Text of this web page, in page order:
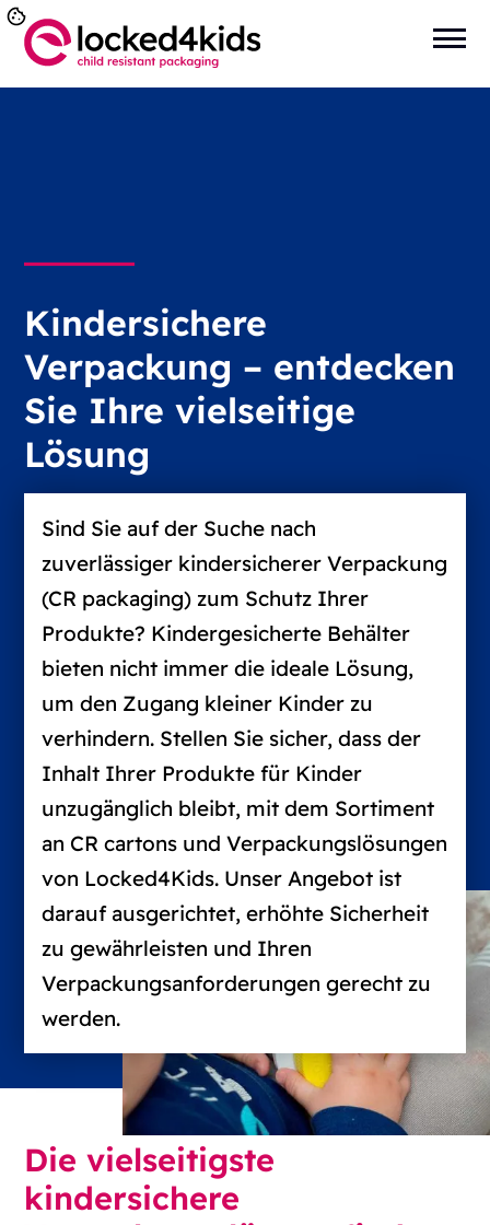
Kindersichere
Verpackung – entdecken
Sie Ihre vielseitige
Lösung
Sind Sie auf der Suche nach
zuverlässiger kindersicherer Verpackung
(CR packaging) zum Schutz Ihrer
Produkte? Kindergesicherte Behälter
bieten nicht immer die ideale Lösung,
um den Zugang kleiner Kinder zu
verhindern. Stellen Sie sicher, dass der
Inhalt Ihrer Produkte für Kinder
unzugänglich bleibt, mit dem Sortiment
an CR cartons und Verpackungslösungen
von Locked4Kids. Unser Angebot ist
darauf ausgerichtet, erhöhte Sicherheit
zu gewährleisten und Ihren
Verpackungsanforderungen gerecht zu
werden.
Die vielseitigste
kindersichere